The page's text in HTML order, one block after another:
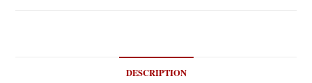
DESCRIPTION